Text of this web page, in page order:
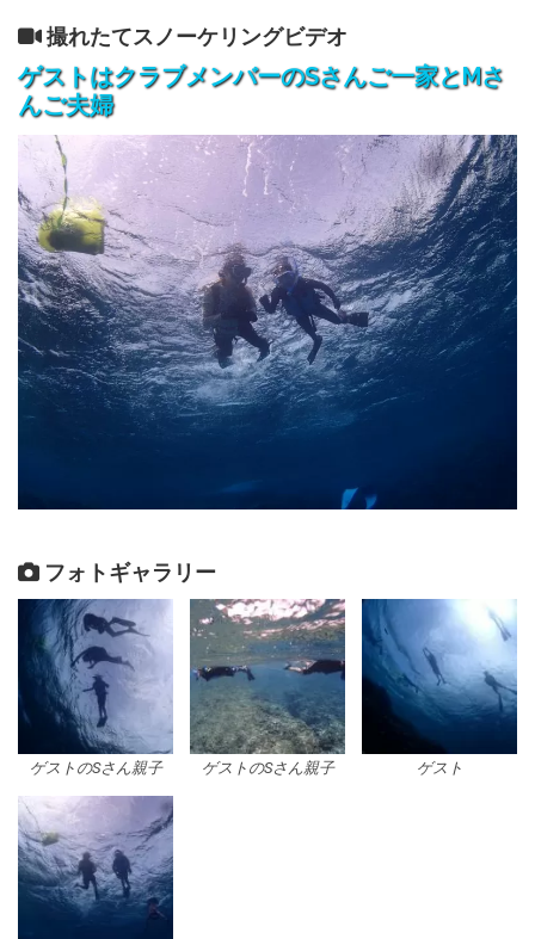
撮れたてスノーケリングビデオ
ゲストはクラブメンバーのSさんご一家とMさ
んご夫婦
フォトギャラリー
ゲストのSさん親子 ゲストのSさん親子 ゲスト